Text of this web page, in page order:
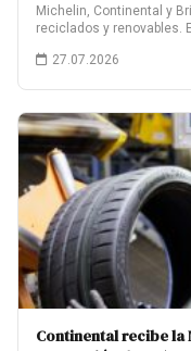
Michelin, Continental y
reciclados y renovables.
27.07.2026
Continental recibe la